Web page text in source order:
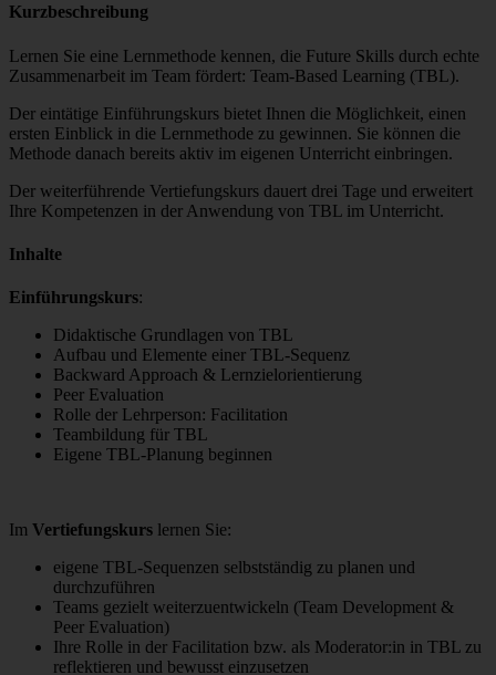
Kurzbeschreibung
Lernen Sie eine Lernmethode kennen, die Future Skills durch echte
Zusammenarbeit im Team fördert: Team-Based Learning (TBL).
Der eintätige Einführungskurs bietet Ihnen die Möglichkeit, einen
ersten Einblick in die Lernmethode zu gewinnen. Sie können die
Methode danach bereits aktiv im eigenen Unterricht einbringen.
Der weiterführende Vertiefungskurs dauert drei Tage und erweitert
Ihre Kompetenzen in der Anwendung von TBL im Unterricht.
Inhalte
Einführungskurs:
Didaktische Grundlagen von TBL
Aufbau und Elemente einer TBL-Sequenz
Backward Approach & Lernzielorientierung
Peer Evaluation
Rolle der Lehrperson: Facilitation
Teambildung für TBL
Eigene TBL-Planung beginnen
Im Vertiefungskurs lernen Sie:
eigene TBL-Sequenzen selbstständig zu planen und
durchzuführen
Teams gezielt weiterzuentwickeln (Team Development &
Peer Evaluation)
Ihre Rolle in der Facilitation bzw. als Moderator:in in TBL zu
reflektieren und bewusst einzusetzen